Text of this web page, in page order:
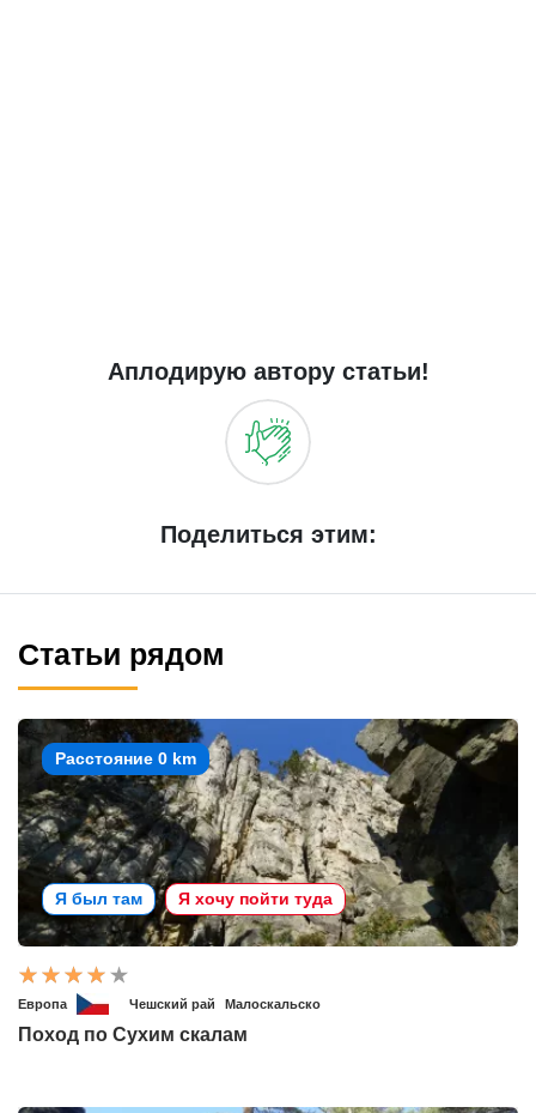
Аплодирую автору статьи!
Поделиться этим:
Статьи рядом
Расстояние 0 km
Я был там Я хочу пойти туда
Европа Чешский рай Малоскальско
Поход по Сухим скалам